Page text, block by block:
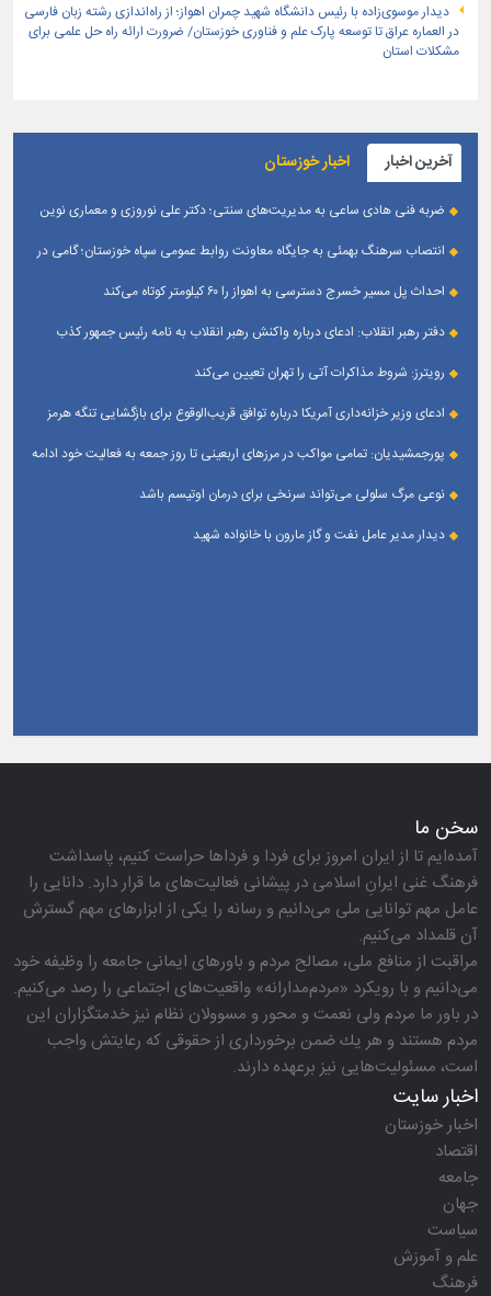
دیدار موسوی‌زاده با رئیس دانشگاه شهید چمران اهواز؛ از راه‌اندازی رشته زبان فارسی
در العماره عراق تا توسعه پارک علم و فناوری خوزستان/ ضرورت ارائه راه حل علمی برای
مشکلات استان
آخرین اخبار اخبار خوزستان
ضربه فنی هادی ساعی به مدیریت‌های سنتی؛ دکتر علی نوروزی و معماری نوین
انتصاب سرهنگ بهمئی به جایگاه معاونت روابط عمومی سپاه خوزستان؛ گامی در
احداث پل مسیر خسرج دسترسی به اهواز را ۶۰ کیلومتر کوتاه می‌کند
دفتر رهبر انقلاب: ادعای درباره واکنش رهبر انقلاب به نامه رئیس جمهور کذب
رویترز: شروط مذاکرات آتی را تهران تعیین می‌کند
ادعای وزیر خزانه‌داری آمریکا درباره توافق قریب‌الوقوع برای بازگشایی تنگه هرمز
پورجمشیدیان: تمامی مواکب در مرزهای اربعینی تا روز جمعه به فعالیت خود ادامه
نوعی مرگ سلولی می‌تواند سرنخی برای درمان اوتیسم باشد
دیدار مدیر عامل نفت و گاز مارون با خانواده شهید
سخن ما
آمده‌ایم تا از ایران امروز برای فردا و فرداها حراست كنیم، پاسداشت
فرهنگ غنی ایرانِ اسلامی در پیشانی فعالیت‌های ما قرار دارد. دانایی را
عامل مهم توانایی ملی می‌دانیم و رسانه را یكی از ابزارهای مهم گسترش
آن قلمداد می‌كنیم.
مراقبت از منافع ملی، مصالح مردم و باورهای ایمانی جامعه را وظیفه خود
می‌دانیم و با رویكرد «مردم‌مدارانه‌» واقعیت‌های اجتماعی را رصد می‌كنیم.
در باور ما مردم ولی نعمت و محور و مسوولان نظام نیز خدمتگزاران این
مردم هستند و هر یك ضمن برخورداری از حقوقی كه رعایتش واجب
است، مسئولیت‌هایی نیز برعهده دارند.
اخبار سایت
اخبار خوزستان
اقتصاد
جامعه
جهان
سیاست
علم و آموزش
فرهنگ